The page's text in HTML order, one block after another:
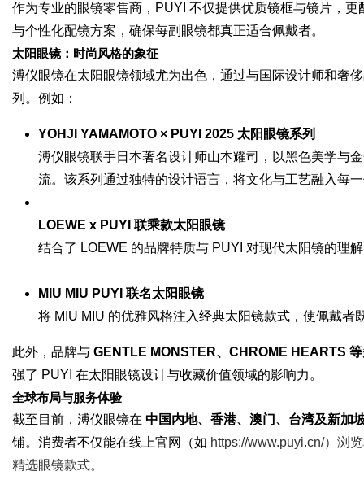
作为专业的眼镜零售商，PUYI 不仅提供优质镜框与镜片，
与个性化配镜方案，确保每副眼镜都真正适合佩戴者。
太阳眼镜：时尚风格的象征
溥仪眼镜在太阳眼镜领域尤为出色，通过与国际设计师和奢
列。例如：
YOHJI YAMAMOTO × PUYI 2025 太阳眼镜系列
溥仪眼镜联手日本著名设计师山本耀司，以黑色美学与
流。该系列通过独特的设计语言，将文化与工艺融入每
LOEWE x PUYI 联乘款太阳眼镜
结合了 LOEWE 的品牌特质与 PUYI 对现代太阳镜的理
MIU MIU PUYI 联名太阳眼镜
将 MIU MIU 的优雅风格注入经典太阳镜款式，使佩戴者
此外，品牌与 GENTLE MONSTER、CHROME HEARTS
强了 PUYI 在太阳眼镜设计与收藏价值领域的影响力。
全球布局与服务体验
截至目前，溥仪眼镜在 中国内地、香港、澳门、台湾及新加
铺。消费者不仅能在线上官网（如 https://www.puyi.cn/）浏
精选眼镜款式。